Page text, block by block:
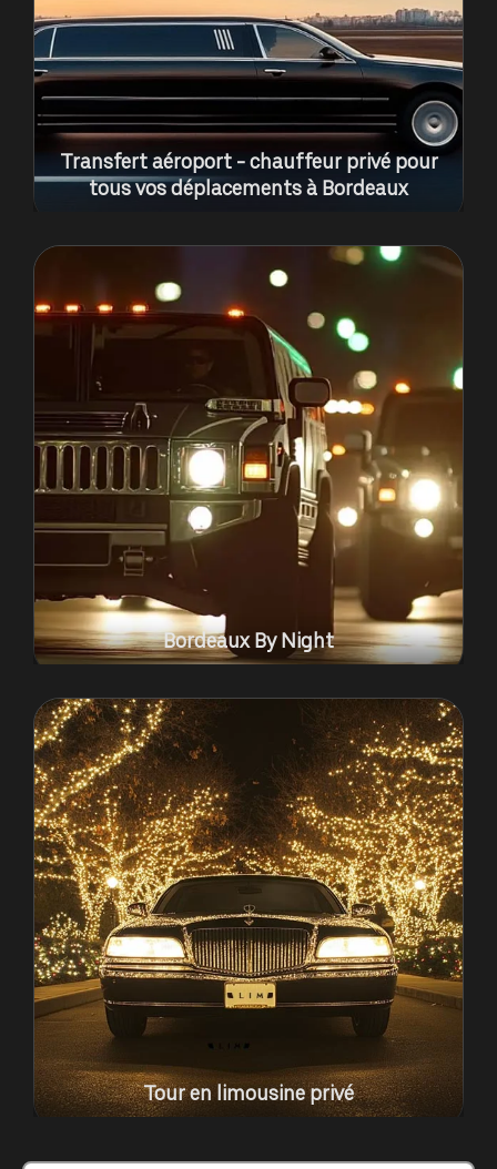
Transfert aéroport - chauffeur privé pour
tous vos déplacements à Bordeaux
Bordeaux By Night
Tour en limousine privé